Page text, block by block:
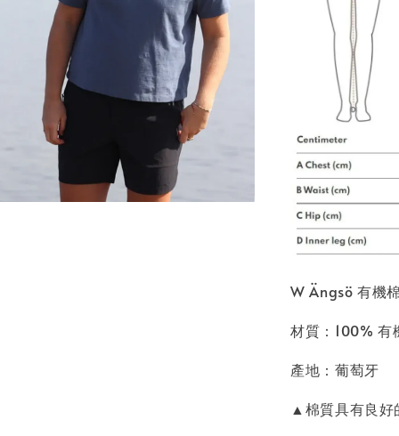
W Ängsö 有機
材質：100%
產地：葡萄牙
▲棉質具有良好